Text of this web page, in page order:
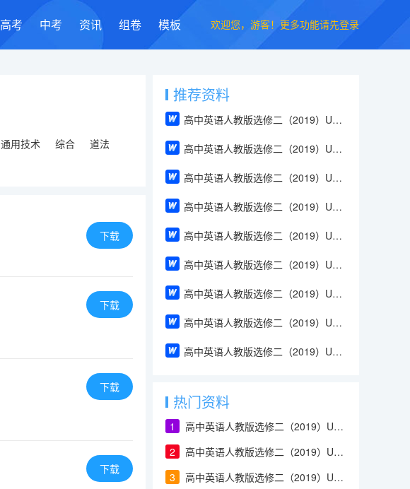
欢迎您，游客！更多功能请先登录
高考 中考 资讯 组卷 模板
通用技术 综合
道法
下载
下载
下载
下载
推荐资料
高中英语人教版选修二（2019）Unit 1 Build up your vocabulary（教案）
高中英语人教版选修二（2019）Unit 4 Using Language（教案）
高中英语人教版选修二（2019）Unit 2 Using Language（教案）
高中英语人教版选修二（2019）Unit 2 Reading and Thinking（教案）
高中英语人教版选修二（2019）Unit 2 Discover useful structures（教案）
高中英语人教版选修二（2019）Unit 2 Build up your vocabulary（教案）
高中英语人教版选修二（2019）Unit 2 Assessing Your Progress & Project（教案）
高中英语人教版选修二（2019）Unit 1 Using Language（教案）
高中英语人教版选修二（2019）Unit 1 Reading and Thinking（教案）
热门资料
1
高中英语人教版选修二（2019）Unit 1 Build up your vocabulary（教案）
2
高中英语人教版选修二（2019）Unit 4 Using Language（教案）
3
高中英语人教版选修二（2019）Unit 2 Using Language（教案）